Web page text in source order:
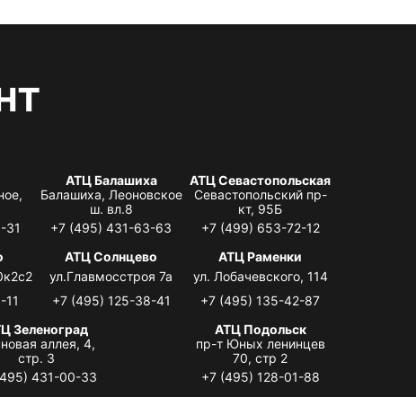
31
АТЦ Балашиха
Балашиха, Леоновское
ш. вл.8
+7 (495) 431-63-63
АТЦ Севастопольская
Севастопольский пр-
кт, 95Б
+7 (499) 653-72-12
11
АТЦ Солнцево
ул.Главмосстроя 7а
+7 (495) 125-38-41
АТЦ Раменки
ул. Лобачевского, 114
+7 (495) 135-42-87
Зеленоград
аллея, 4,
стр. 3
431-00-33
АТЦ Подольск
пр-т Юных ленинцев
70, стр 2
+7 (495) 128-01-88